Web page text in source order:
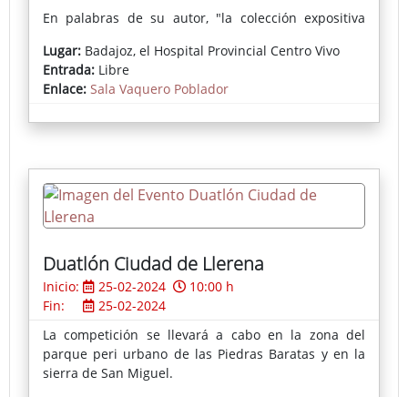
En palabras de su autor, "la colección expositiva
del artista como realizador de obras plásticas. [...]
Pretendo explorar de forma genérica, bajo la
denominación ARTHINGKS [cosas de artista], las
comunicativas del quehacer del artista (del mío y
expresamos planteamientos, ideas y emociones, o
sea, una determinada visión del mundo, que ocurre
a través de diversos recursos; en este caso,
discursivos, plásticos y/o matéricos, creando,
Lugar: Badajoz, el Hospital Provincial Centro Vivo
Entrada: Libre
Enlace: Sala Vaquero Poblador
Duatlón Ciudad de Llerena
Inicio: 25-02-2024
10:00 h
Fin:
25-02-2024
La competición se llevará a cabo en la zona del
parque peri urbano de las Piedras Baratas y en la
sierra de San Miguel.